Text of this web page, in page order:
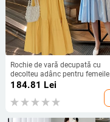
Rochie de vară decupată cu
decolteu adânc pentru femeile
însărcinate
184.81 Lei